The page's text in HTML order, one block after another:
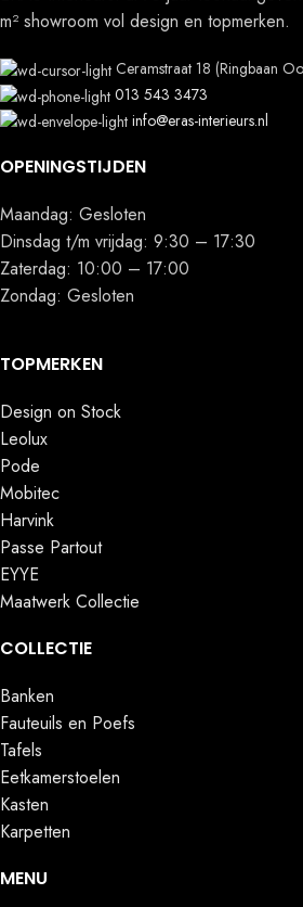
m² showroom vol design en topmerken.
Ceramstraat 18 (Ringbaan
013 543 3473
info@eras-interieurs.nl
OPENINGSTIJDEN
Maandag: Gesloten
Dinsdag t/m vrijdag: 9:30 – 17:30
Zaterdag: 10:00 – 17:00
Zondag: Gesloten
TOPMERKEN
Design on Stock
Leolux
Pode
Mobitec
Harvink
Passe Partout
EYYE
Maatwerk Collectie
COLLECTIE
Banken
Fauteuils en Poefs
Tafels
Eetkamerstoelen
Kasten
Karpetten
MENU